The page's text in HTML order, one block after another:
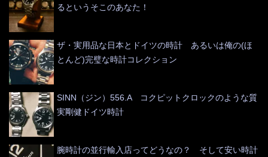
るというそこのあなた！
ザ・実用品な日本とドイツの時計 あるいは俺の(ほ
とんど)完璧な時計コレクション
SINN（ジン）556.A コクピットクロックのような質
実剛健ドイツ時計
腕時計の並行輸入店ってどうなの？ そして安い時計